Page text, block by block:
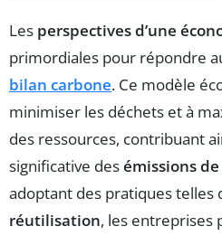
Les perspectives d’une
primordiales pour répondre
bilan carbone. Ce modèle
minimiser les déchets et à
des ressources, contribuant
significative desémissions
adoptant des pratiques telles
réutilisation, les entreprises